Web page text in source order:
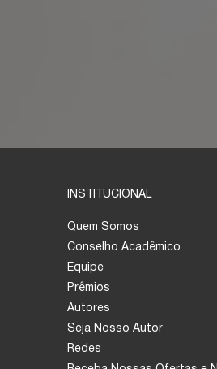
INSTITUCIONAL
Quem Somos
Conselho Acadêmico
Equipe
Prêmios
Autores
Seja Nosso Autor
Redes